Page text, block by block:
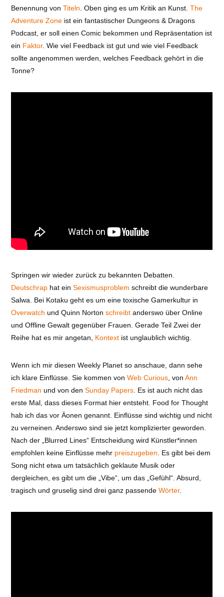
Benennung vonTiteln . Oben ging es um Kritik an Kunst.The
Adventure Zone ist ein fantastischer Dungeons & Dragons
Podcast, er soll einen Comic bekommen und Repräsentation ist
ein Faktor. Wie viel Feedback ist gut und wie viel Feedback
sollte angenommen werden, welches Feedback gehört in die
Tonne?
Springen wir wieder zurück zu bekannten Debatten.
Deutschrap hat einSexismusproblem schreibt die wunderbare
Salwa. Bei Kotaku geht es um eine toxische Gamerkultur in
Overwatch und Quinn Nortonschreibt anderswo über Online
und Offline Gewalt gegenüber Frauen. Gerade Teil Zwei der
Reihe hat es mir angetan, Kontext ist unglaublich wichtig.
Wenn ich mir diesen Weekly Planet so anschaue, dann sehe
ich klare Einflüsse. Sie kommen vonWeb Curious , vonAnn
Friedman und von denSunday Papers . Es ist auch nicht das
erste Mal, dass dieses Format hier entsteht. Food for Thought
hab ich das vor Äonen genannt. Einflüsse sind wichtig und nicht
zu verneinen. Anderswo sind sie jetzt komplizierter geworden.
Nach der „Blurred Lines“ Entscheidung wird Künstler*innen
empfohlen keine Einflüsse mehr preiszugeben . Es gibt bei dem
Song nicht etwa um tatsächlich geklaute Musik oder
dergleichen, es gibt um die „Vibe“, um das „Gefühl“. Absurd,
tragisch und gruselig sind drei ganz passendeWörter.